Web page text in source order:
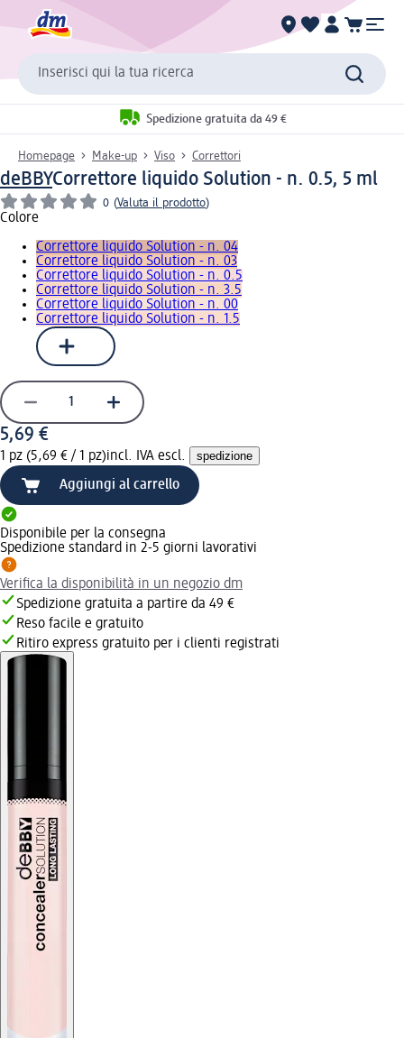
Inserisci qui la tua ricerca
Spedizione gratuita da 49 €
Homepage Make-up Viso Correttori
deBBYCorrettore liquido Solution - n. 0.5, 5 ml
0 (Valuta il prodotto)
Colore
Correttore liquido Solution - n. 04
Correttore liquido Solution - n. 03
Correttore liquido Solution - n. 0.5
Correttore liquido Solution - n. 3.5
Correttore liquido Solution - n. 00
Correttore liquido Solution - n. 1.5
5,69 €
1 pz (5,69 € / 1 pz)incl. IVA escl. spedizione
Aggiungi al carrello
Disponibile per la consegna
Spedizione standard in 2-5 giorni lavorativi
Verifica la disponibilità in un negozio dm
Spedizione gratuita a partire da 49 €
Reso facile e gratuito
Ritiro express gratuito per i clienti registrati